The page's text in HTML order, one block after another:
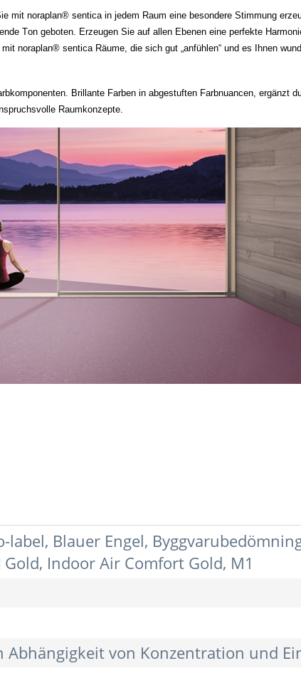
mit noraplan® sentica in jedem Raum eine besondere Stimmung
Ton geboten. Erzeugen Sie auf allen Ebenen eine perfekte
noraplan® sentica Räume, die sich gut „anfühlen“ und es Ihnen
Brillante Farben in abgestuften Farbnuancen, ergänzt
Raumkonzepte.
label, Blauer Engel,
Indoor Air Comfort Gold, M1
Abhängigkeit von Konzentration und